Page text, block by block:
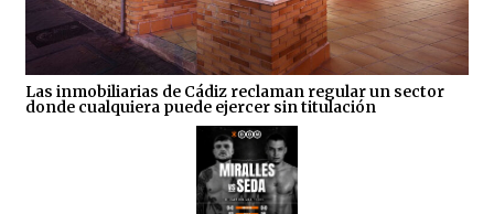
Las inmobiliarias de Cádiz reclaman regular un sector
donde cualquiera puede ejercer sin titulación